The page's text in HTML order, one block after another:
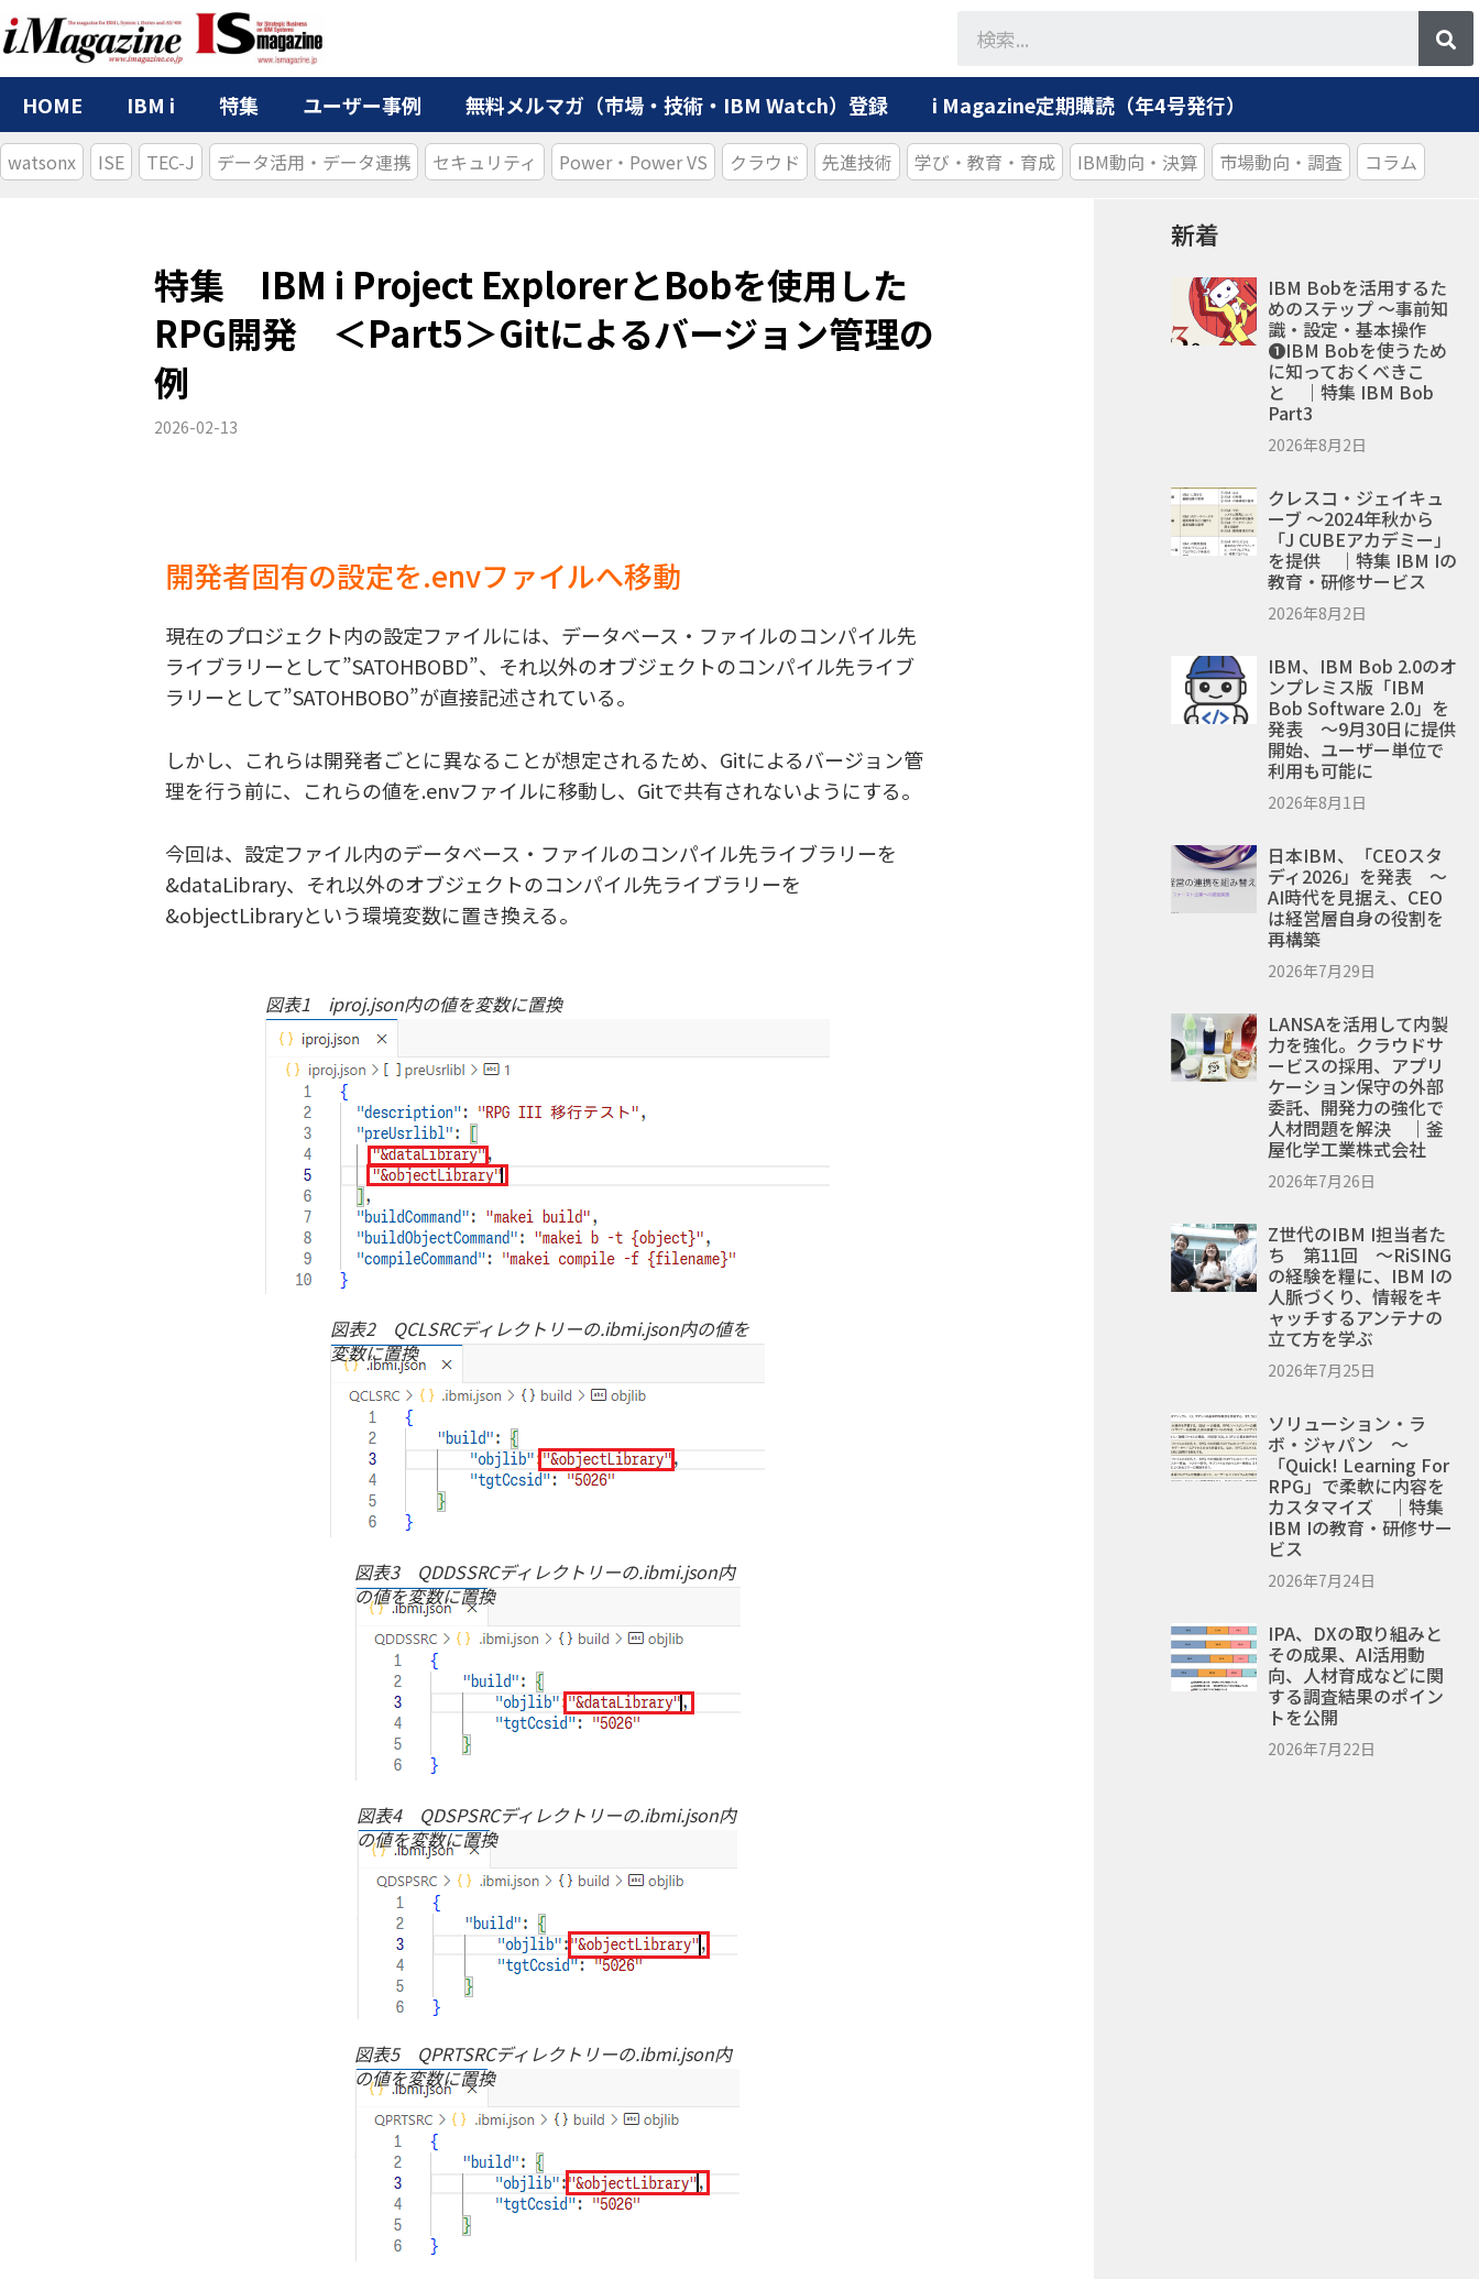
HOME IBM i 特集 ユーザー事例 無料メルマガ（市場・技術・IBM Watch）登録 i Magazine定期購読（年4号発行）
watsonx ISE TEC-J データ活用・データ連携 セキュリティ Power・Power VS クラウド 先進技術 学び・教育・育成 IBM動向・決算 市場動向・調査 コラム
特集 IBM i Project ExplorerとBobを使用した
RPG開発 ＜Part5＞Gitによるバージョン管理の
例
2026-02-13
開発者固有の設定を.envファイルへ移動
現在のプロジェクト内の設定ファイルには、データベース・ファイルのコンパイル先
ライブラリーとして”SATOHBOBD”、それ以外のオブジェクトのコンパイル先ライブ
ラリーとして”SATOHBOBO”が直接記述されている。
しかし、これらは開発者ごとに異なることが想定されるため、Gitによるバージョン管
理を行う前に、これらの値を.envファイルに移動し、Gitで共有されないようにする。
今回は、設定ファイル内のデータベース・ファイルのコンパイル先ライブラリーを
&dataLibrary、それ以外のオブジェクトのコンパイル先ライブラリーを
&objectLibraryという環境変数に置き換える。
図表1 iproj.json内の値を変数に置換
図表2 QCLSRCディレクトリーの.ibmi.json内の値を
変数に置換
図表3 QDDSSRCディレクトリーの.ibmi.json内
の値を変数に置換
図表4 QDSPSRCディレクトリーの.ibmi.json内
の値を変数に置換
図表5 QPRTSRCディレクトリーの.ibmi.json内
の値を変数に置換
新着
IBM Bobを活用するた
めのステップ ～事前知
識・設定・基本操作
❶IBM Bobを使うため
に知っておくべきこ
と ｜特集 IBM Bob
Part3
2026年8月2日
クレスコ・ジェイキュ
ーブ ～2024年秋から
「J CUBEアカデミー」
を提供 ｜特集 IBM Iの
教育・研修サービス
2026年8月2日
IBM、IBM Bob 2.0のオ
ンプレミス版「IBM
Bob Software 2.0」を
発表 ～9月30日に提供
開始、ユーザー単位で
利用も可能に
2026年8月1日
日本IBM、「CEOスタ
ディ2026」を発表 ～
AI時代を見据え、CEO
は経営層自身の役割を
再構築
2026年7月29日
LANSAを活用して内製
力を強化。クラウドサ
ービスの採用、アプリ
ケーション保守の外部
委託、開発力の強化で
人材問題を解決 ｜釜
屋化学工業株式会社
2026年7月26日
Z世代のIBM I担当者た
ち 第11回 ～RiSING
の経験を糧に、IBM Iの
人脈づくり、情報をキ
ャッチするアンテナの
立て方を学ぶ
2026年7月25日
ソリューション・ラ
ボ・ジャパン ～
「Quick! Learning For
RPG」で柔軟に内容を
カスタマイズ ｜特集
IBM Iの教育・研修サー
ビス
2026年7月24日
IPA、DXの取り組みと
その成果、AI活用動
向、人材育成などに関
する調査結果のポイン
トを公開
2026年7月22日